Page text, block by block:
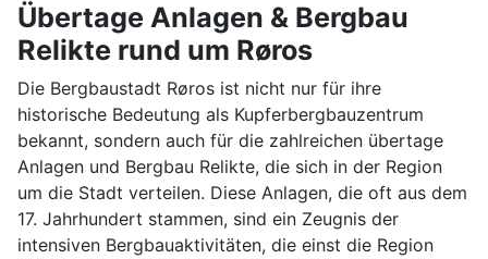
Übertage Anlagen & Bergbau
Relikte rund um Røros
Die Bergbaustadt Røros ist nicht nur für ihre
historische Bedeutung als Kupferbergbauzentrum
bekannt, sondern auch für die zahlreichen übertage
Anlagen und Bergbau Relikte, die sich in der Region
um die Stadt verteilen. Diese Anlagen, die oft aus dem
17. Jahrhundert stammen, sind ein Zeugnis der
intensiven Bergbauaktivitäten, die einst die Region